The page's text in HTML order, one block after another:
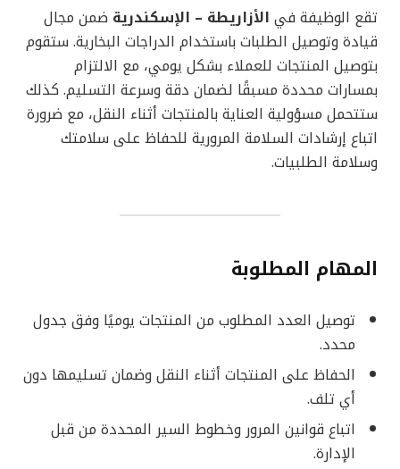
تقع الوظيفة في الأزاريطة – الإسكندرية ضمن مجال
قيادة وتوصيل الطلبات باستخدام الدراجات البخارية. ستقوم
بتوصيل المنتجات للعملاء بشكل يومي، مع الالتزام
بمسارات محددة مسبقًا لضمان دقة وسرعة التسليم. كذلك
ستتحمل مسؤولية العناية بالمنتجات أثناء النقل، مع ضرورة
اتباع إرشادات السلامة المرورية للحفاظ على سلامتك
وسلامة الطلبيات.
المهام المطلوبة
توصيل العدد المطلوب من المنتجات يوميًا وفق جدول
محدد.
الحفاظ على المنتجات أثناء النقل وضمان تسليمها دون
أي تلف.
اتباع قوانين المرور وخطوط السير المحددة من قبل
الإدارة.